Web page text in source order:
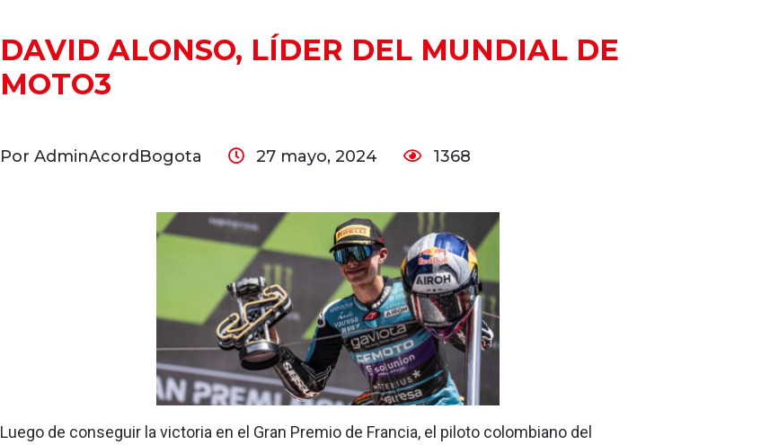
DAVID ALONSO, LÍDER DEL MUNDIAL DE
MOTO3
Por AdminAcordBogota 27 mayo, 2024 1368
Luego de conseguir la victoria en el Gran Premio de Francia, el piloto colombiano del